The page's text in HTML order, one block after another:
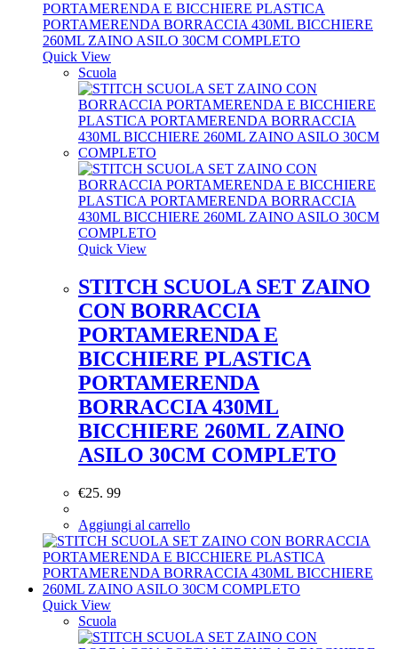
Quick View
Scuola
Quick View
STITCH SCUOLA SET ZAINO
CON BORRACCIA
PORTAMERENDA E
BICCHIERE PLASTICA
PORTAMERENDA
BORRACCIA 430ML
BICCHIERE 260ML ZAINO
ASILO 30CM COMPLETO
€25. 99
Aggiungi al carrello
Quick View
Scuola